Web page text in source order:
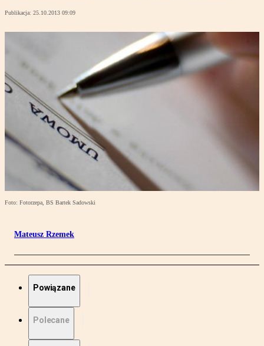
Publikacja: 25.10.2013 09:09
Foto: Fotorzepa, BS Bartek Sadowski
Mateusz Rzemek
Powiązane
Polecane